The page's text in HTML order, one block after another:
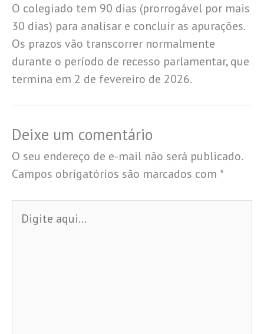
O colegiado tem 90 dias (prorrogável por mais
30 dias) para analisar e concluir as apurações.
Os prazos vão transcorrer normalmente
durante o período de recesso parlamentar, que
termina em 2 de fevereiro de 2026.
Deixe um comentário
O seu endereço de e-mail não será publicado.
Campos obrigatórios são marcados com *
aqui...